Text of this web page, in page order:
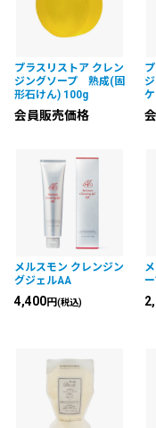
プラスリストア クレン
ジングソープ 熟成(固
形石けん) 100g
会員販売価格
メルスモン クレンジン
グジェルAA
4,400円(税込)